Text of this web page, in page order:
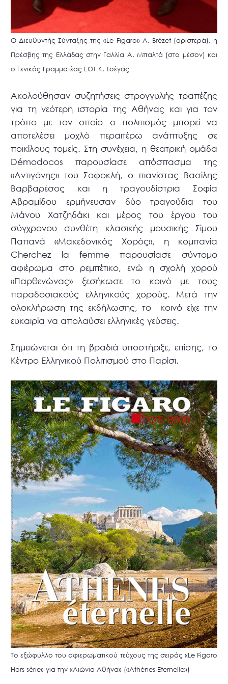
Ο Διευθυντής Σύνταξης της «Le Figaro» A. Brézet (αριστερά), η
Πρέσβης της Ελλάδας στην Γαλλία Α. Μπαλτά (στο μέσον) και
ο Γενικός Γραμματέας ΕΟΤ Κ. Τσέγας
Ακολούθησαν συζητήσεις στρογγυλής τραπέζης
για τη νεότερη ιστορία της Αθήνας και για τον
τρόπο με τον οποίο ο πολιτισμός μπορεί να
αποτελέσει μοχλό περαιτέρω ανάπτυξης σε
ποικίλους τομείς. Στη συνέχεια, η θεατρική ομάδα
Démodocos παρουσίασε απόσπασμα της
«Αντιγόνης» του Σοφοκλή, ο πιανίστας Βασίλης
Βαρβαρέσος και η τραγουδίστρια Σοφία
Αβραμίδου ερμήνευσαν δύο τραγούδια του
Μάνου Χατζηδάκι και μέρος του έργου του
σύγχρονου συνθέτη κλασικής μουσικής Σίμου
Παπανά «Μακεδονικός Χορός», η κομπανία
Cherchez la femme παρουσίασε σύντομο
αφιέρωμα στο ρεμπέτικο, ενώ η σχολή χορού
«Παρθενώνας» ξεσήκωσε το κοινό με τους
παραδοσιακούς ελληνικούς χορούς. Μετά την
ολοκλήρωση της εκδήλωσης, το κοινό είχε την
ευκαιρία να απολαύσει ελληνικές γεύσεις.
Σημειώνεται ότι τη βραδιά υποστήριξε, επίσης, το
Κέντρο Ελληνικού Πολιτισμού στο Παρίσι.
Το εξώφυλλο του αφιερωματικού τεύχους της σειράς «Le Figaro
Hors-série» για την «Αιώνια Αθήνα» («Athènes Eternelle»)